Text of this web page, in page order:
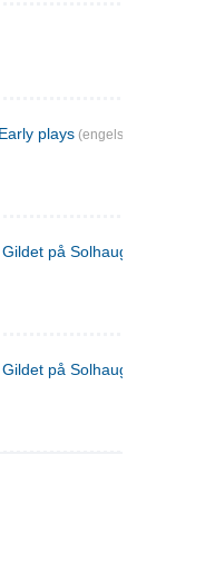
plays (engelsk)
på Solhaug ; Olaf
på Solhaug ; Olaf